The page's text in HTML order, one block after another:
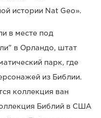
истории Nat Geo».
в месте под
в Орландо, штат
парк, где
из Библии.
коллекция ван
Библий в США